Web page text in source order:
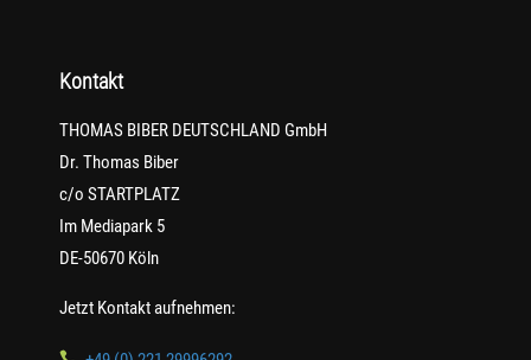
Kontakt
THOMAS BIBER DEUTSCHLAND GmbH
Dr. Thomas Biber
c/o STARTPLATZ
Im Mediapark 5
DE-50670 Köln
Jetzt Kontakt aufnehmen: